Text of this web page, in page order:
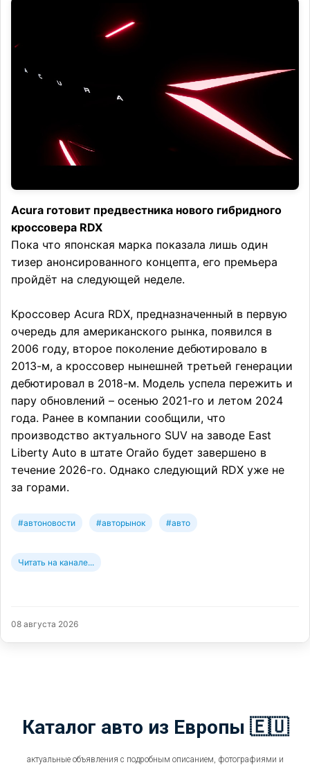
Acura готовит предвестника нового гибридного
кроссовера RDX
Пока что японская марка показала лишь один
тизер анонсированного концепта, его премьера
пройдёт на следующей неделе.
Кроссовер Acura RDX, предназначенный в первую
очередь для американского рынка, появился в
2006 году, второе поколение дебютировало в
2013-м, а кроссовер нынешней третьей генерации
дебютировал в 2018-м. Модель успела пережить и
пару обновлений – осенью 2021-го и летом 2024
года. Ранее в компании сообщили, что
производство актуального SUV на заводе East
Liberty Auto в штате Огайо будет завершено в
течение 2026-го. Однако следующий RDX уже не
за горами.
#автоновости #авторынок #авто
Читать на канале...
08 августа 2026
Каталог авто из Европы 🇪🇺
актуальные объявления с подробным описанием, фотографиями и